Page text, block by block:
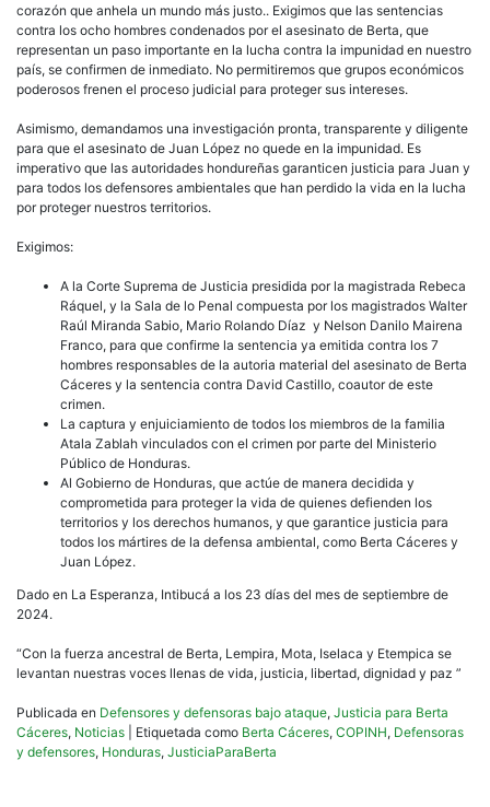
corazón que anhela un mundo más justo.. Exigimos que las sentencias
contra los ocho hombres condenados por el asesinato de Berta, que
representan un paso importante en la lucha contra la impunidad en nuestro
país, se confirmen de inmediato. No permitiremos que grupos económicos
poderosos frenen el proceso judicial para proteger sus intereses.
Asimismo, demandamos una investigación pronta, transparente y diligente
para que el asesinato de Juan López no quede en la impunidad. Es
imperativo que las autoridades hondureñas garanticen justicia para Juan y
para todos los defensores ambientales que han perdido la vida en la lucha
por proteger nuestros territorios.
Exigimos:
A la Corte Suprema de Justicia presidida por la magistrada Rebeca
Ráquel, y la Sala de lo Penal compuesta por los magistrados Walter
Raúl Miranda Sabio, Mario Rolando Díaz y Nelson Danilo Mairena
Franco, para que confirme la sentencia ya emitida contra los 7
hombres responsables de la autoria material del asesinato de Berta
Cáceres y la sentencia contra David Castillo, coautor de este
crimen.
La captura y enjuiciamiento de todos los miembros de la familia
Atala Zablah vinculados con el crimen por parte del Ministerio
Público de Honduras.
Al Gobierno de Honduras, que actúe de manera decidida y
comprometida para proteger la vida de quienes defienden los
territorios y los derechos humanos, y que garantice justicia para
todos los mártires de la defensa ambiental, como Berta Cáceres y
Juan López.
Dado en La Esperanza, Intibucá a los 23 días del mes de septiembre de
2024.
“Con la fuerza ancestral de Berta, Lempira, Mota, Iselaca y Etempica se
levantan nuestras voces llenas de vida, justicia, libertad, dignidad y paz ”
Publicada en Defensores y defensoras bajo ataque, Justicia para Berta
Cáceres, Noticias Etiquetada como Berta Cáceres, COPINH, Defensoras
y defensores, Honduras, JusticiaParaBerta